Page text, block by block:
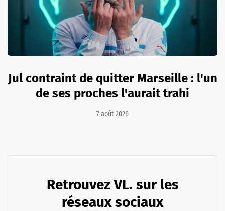
Jul contraint de quitter Marseille : l'un
de ses proches l'aurait trahi
7 août 2026
Retrouvez VL. sur les
réseaux sociaux